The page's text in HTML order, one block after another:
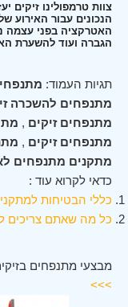
צוות טרמפולינו
הנכונים עבור האירוע
האטרקציה בפני עצמה
הגברה ועוד להשערת
תגיות העמוד:
מתנפחים להשכרה
מתנפחים זיקים ,
מתנפחים זיקים ,
מתקנים מתנפחים
כדאי לקרוא עוד :
כללי הבטיחות
כל מה שאתם צריכים
מבצעי מתנפחים
>>>